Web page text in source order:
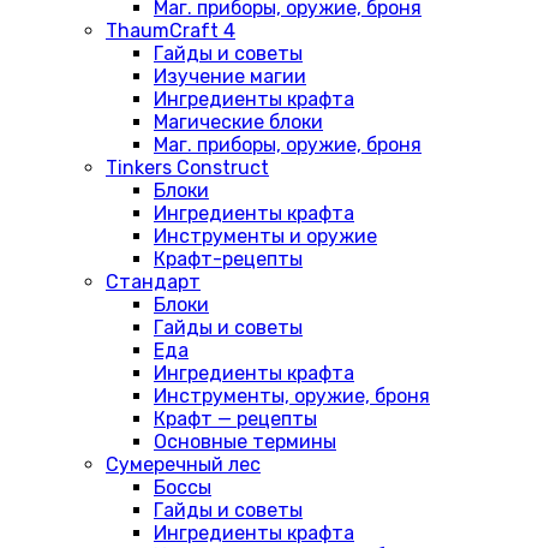
Маг. приборы, оружие, броня
ThaumCraft 4
Гайды и советы
Изучение магии
Ингредиенты крафта
Магические блоки
Маг. приборы, оружие, броня
Tinkers Construct
Блоки
Ингредиенты крафта
Инструменты и оружие
Крафт-рецепты
Стандарт
Блоки
Гайды и советы
Еда
Ингредиенты крафта
Инструменты, оружие, броня
Крафт — рецепты
Основные термины
Сумеречный лес
Боссы
Гайды и советы
Ингредиенты крафта